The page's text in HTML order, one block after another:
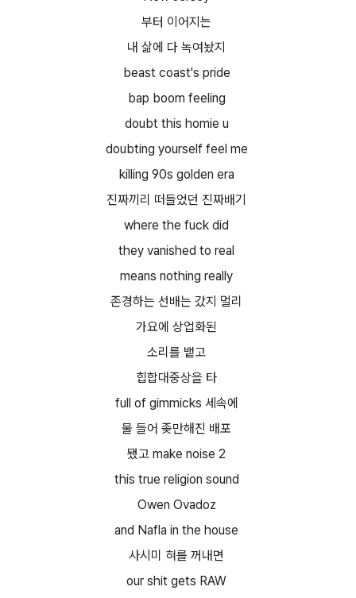
부터 이어지는
내 삶에 다 녹여놨지
beast coast's pride
bap boom feeling
doubt this homie u
doubting yourself feel me
killing 90s golden era
진짜끼리 떠들었던 진짜배기
where the fuck did
they vanished to real
means nothing really
존경하는 선배는 갔지 멀리
가요에 상업화된
소리를 뱉고
힙합대중상을 타
full of gimmicks 세속에
물 들어 좆만해진 배포
됐고 make noise 2
this true religion sound
Owen Ovadoz
and Nafla in the house
사시미 혀를 꺼내면
our shit gets RAW